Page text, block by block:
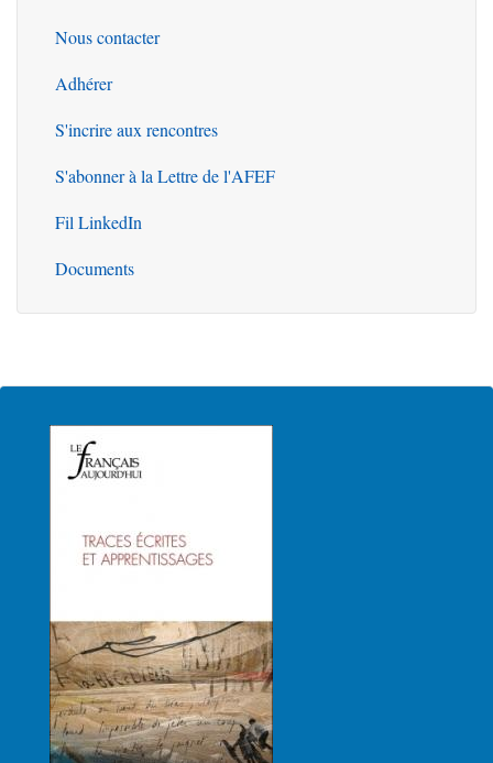
Outils
Nous contacter
Adhérer
S'incrire aux rencontres
S'abonner à la Lettre de l'AFEF
Fil LinkedIn
Documents